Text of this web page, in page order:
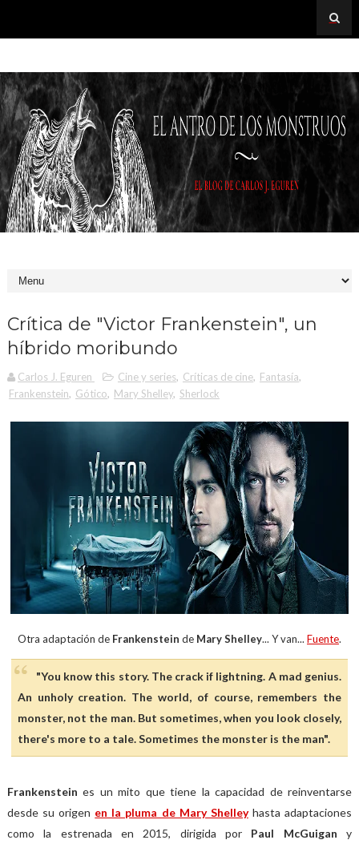
Crítica de "Victor Frankenstein", un
híbrido moribundo
Carlos J. Eguren Cine y series, Críticas de cine, Fantasía,
Frankenstein, Gótico, Mary Shelley, Sherlock
Otra adaptación de Frankenstein de Mary Shelley... Y van... Fuente.
"You know this story. The crack if lightning. A mad genius.
An unholy creation. The world, of course, remembers the
monster, not the man. But sometimes, when you look closely,
there's more to a tale. Sometimes the monster is the man".
Frankensteines un mito que tiene la capacidad de reinventarse
desde su origen en la pluma de Mary Shelleyhasta adaptaciones
como la estrenada en 2015, dirigida por Paul McGuigan y